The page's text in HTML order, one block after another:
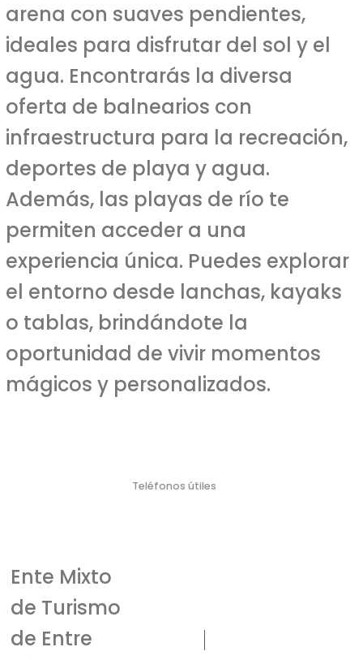
arena con suaves pendientes,
ideales para disfrutar del sol y el
agua. Encontrarás la diversa
oferta de balnearios con
infraestructura para la recreación,
deportes de playa y agua.
Además, las playas de río te
permiten acceder a una
experiencia única. Puedes explorar
el entorno desde lanchas, kayaks
o tablas, brindándote la
oportunidad de vivir momentos
mágicos y personalizados.
Ente Mixto
de Turismo
de Entre
Teléfonos útiles